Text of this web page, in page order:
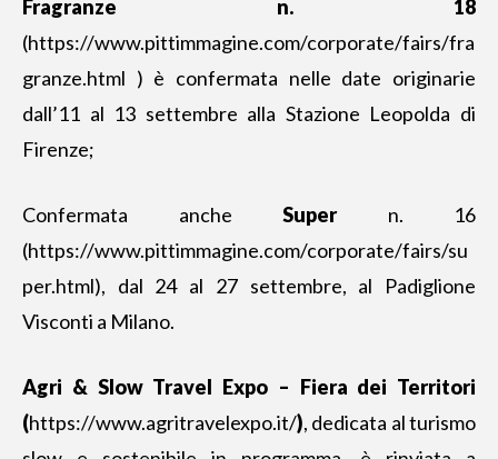
Fragranze n. 18
(https://www.pittimmagine.com/corporate/fairs/fra
granze.html ) è confermata nelle date originarie
dall’11 al 13 settembre alla Stazione Leopolda di
Firenze;
Confermata anche Supern. 16
(https://www.pittimmagine.com/corporate/fairs/su
per.html), dal 24 al 27 settembre, al Padiglione
Visconti a Milano.
Agri & Slow Travel Expo – Fiera dei Territori
(https://www.agritravelexpo.it/), dedicata al turismo